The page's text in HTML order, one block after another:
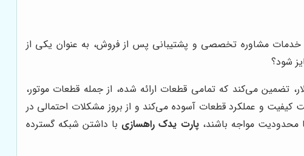
خدمات مشاوره تخصصی و پشتیبانی پس از فروش، به عنوان یکی از
شود؟
تضمین می‌کند که تمامی قطعات ارائه شده، از جمله قطعات موتور،
کیفیت و عملکرد قطعات آسوده می‌کند و از بروز مشکلات احتمالی در
محدودیت مواجه باشند،پارت یدک راهسازی با داشتن شبکه گسترده